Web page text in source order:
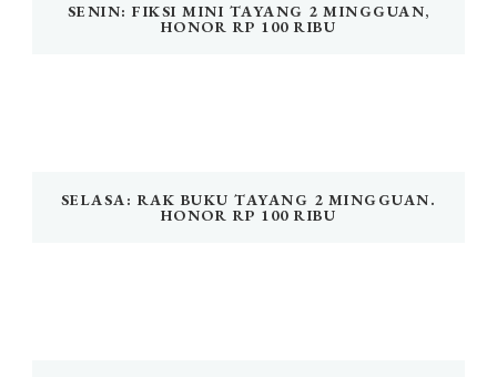
SENIN: FIKSI MINI TAYANG 2 MINGGUAN,
HONOR RP 100 RIBU
SELASA: RAK BUKU TAYANG 2 MINGGUAN.
HONOR RP 100 RIBU